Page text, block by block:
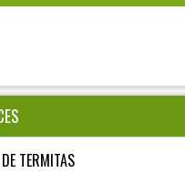
TERMITAS